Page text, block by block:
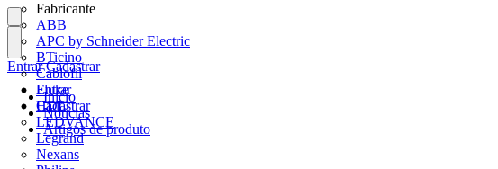
Fabricante
ABB
APC by Schneider Electric
BTicino
Cablofil
Fluke
HDL
LEDVANCE
Legrand
Nexans
Entrar
Cadastrar
Entrar Cadastrar
Início
Notícias
Artigos de produto